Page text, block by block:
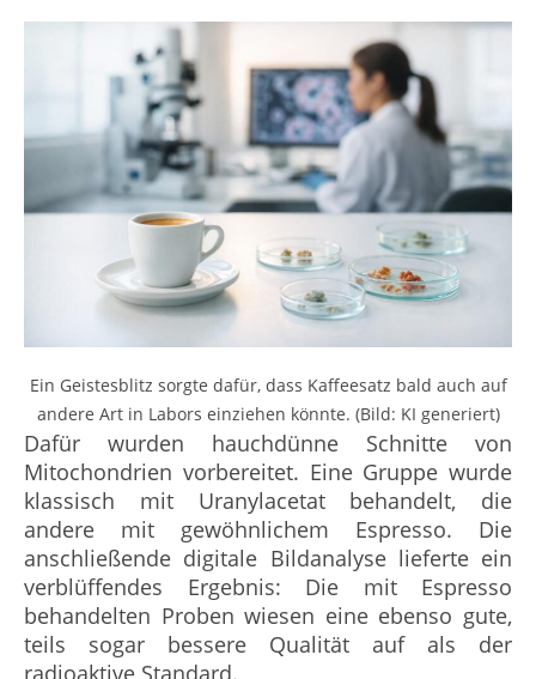
Ein Geistesblitz sorgte dafür, dass Kaffeesatz bald auch auf
andere Art in Labors einziehen könnte. (Bild: KI generiert)
Dafür wurden hauchdünne Schnitte von
Mitochondrien vorbereitet. Eine Gruppe wurde
klassisch mit Uranylacetat behandelt, die
andere mit gewöhnlichem Espresso. Die
anschließende digitale Bildanalyse lieferte ein
verblüffendes Ergebnis: Die mit Espresso
behandelten Proben wiesen eine ebenso gute,
teils sogar bessere Qualität auf als der
radioaktive Standard.